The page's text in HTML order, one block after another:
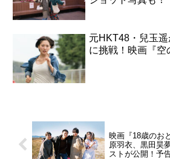
元HKT48・兒玉
に挑戦！映画『空
映画『18歳のお
原羽衣、黒田昊
ストが公開！予